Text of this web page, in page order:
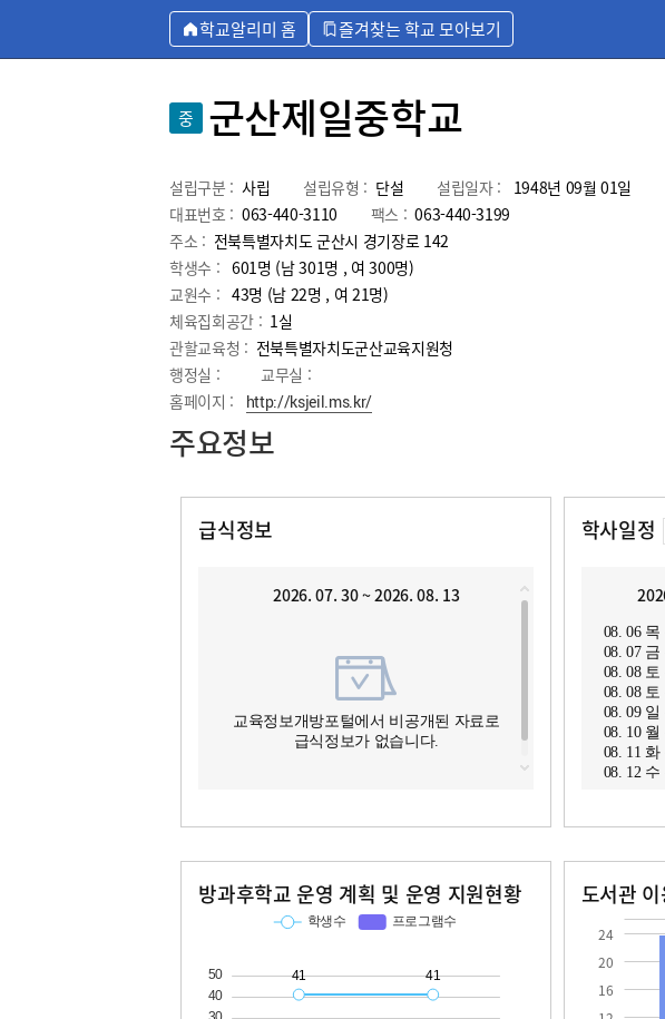
학교알리미 홈 즐겨찾는 학교 모아보기
중 군산제일중학교
설립구분 : 사립 설립유형 : 단설 설립일자 :
1948년 09월 01일
대표번호 : 063-440-3110 팩스 : 063-440-3199
주소 : 전북특별자치도 군산시 경기장로 142
학생수 : 601명 (남 301명 , 여 300명)
교원수 : 43명 (남 22명 , 여 21명)
체육집회공간 : 1실
관할교육청 : 전북특별자치도군산교육지원청
행정실 :
교무실 :
홈페이지 :
http://ksjeil.ms.kr/
주요정보
급식정보
2026. 07. 30 ~ 2026. 08. 13
교육정보개방포털에서 비공개된 자료로
급식정보가 없습니다.
학사일정
08. 06
08. 07
08. 08
08. 08
08. 09
08. 10
08. 11
08. 12
방과후학교 운영 계획 및 운영 지원현황 도서관
16
20
24